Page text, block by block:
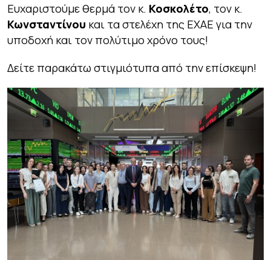
Ευχαριστούμε θερμά τον κ. Κοσκολέτο, τον κ.
Κωνσταντίνου και τα στελέχη της ΕΧΑΕ για την
υποδοχή και τον πολύτιμο χρόνο τους!
Δείτε παρακάτω στιγμιότυπα από την επίσκεψη!